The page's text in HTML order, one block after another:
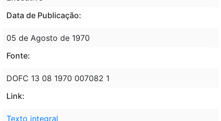
Data de Publicação:
05 de Agosto de 1970
Fonte:
DOFC 13 08 1970 007082 1
Link:
Texto integral